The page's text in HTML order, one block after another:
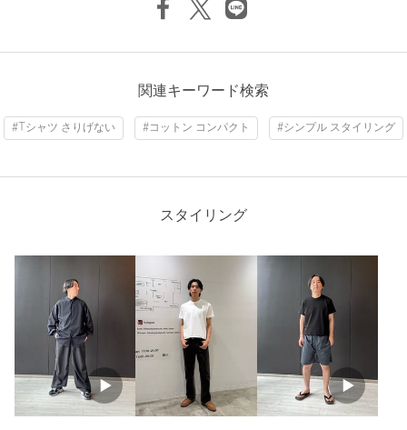
関連キーワード検索
#Tシャツ さりげない #コットン コンパクト #シンプル スタイリング
スタイリング